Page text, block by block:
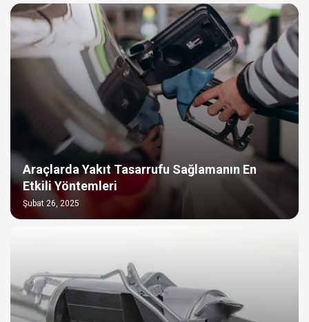
Araçlarda Yakıt Tasarrufu Sağlamanın En
Etkili Yöntemleri
Şubat 26, 2025